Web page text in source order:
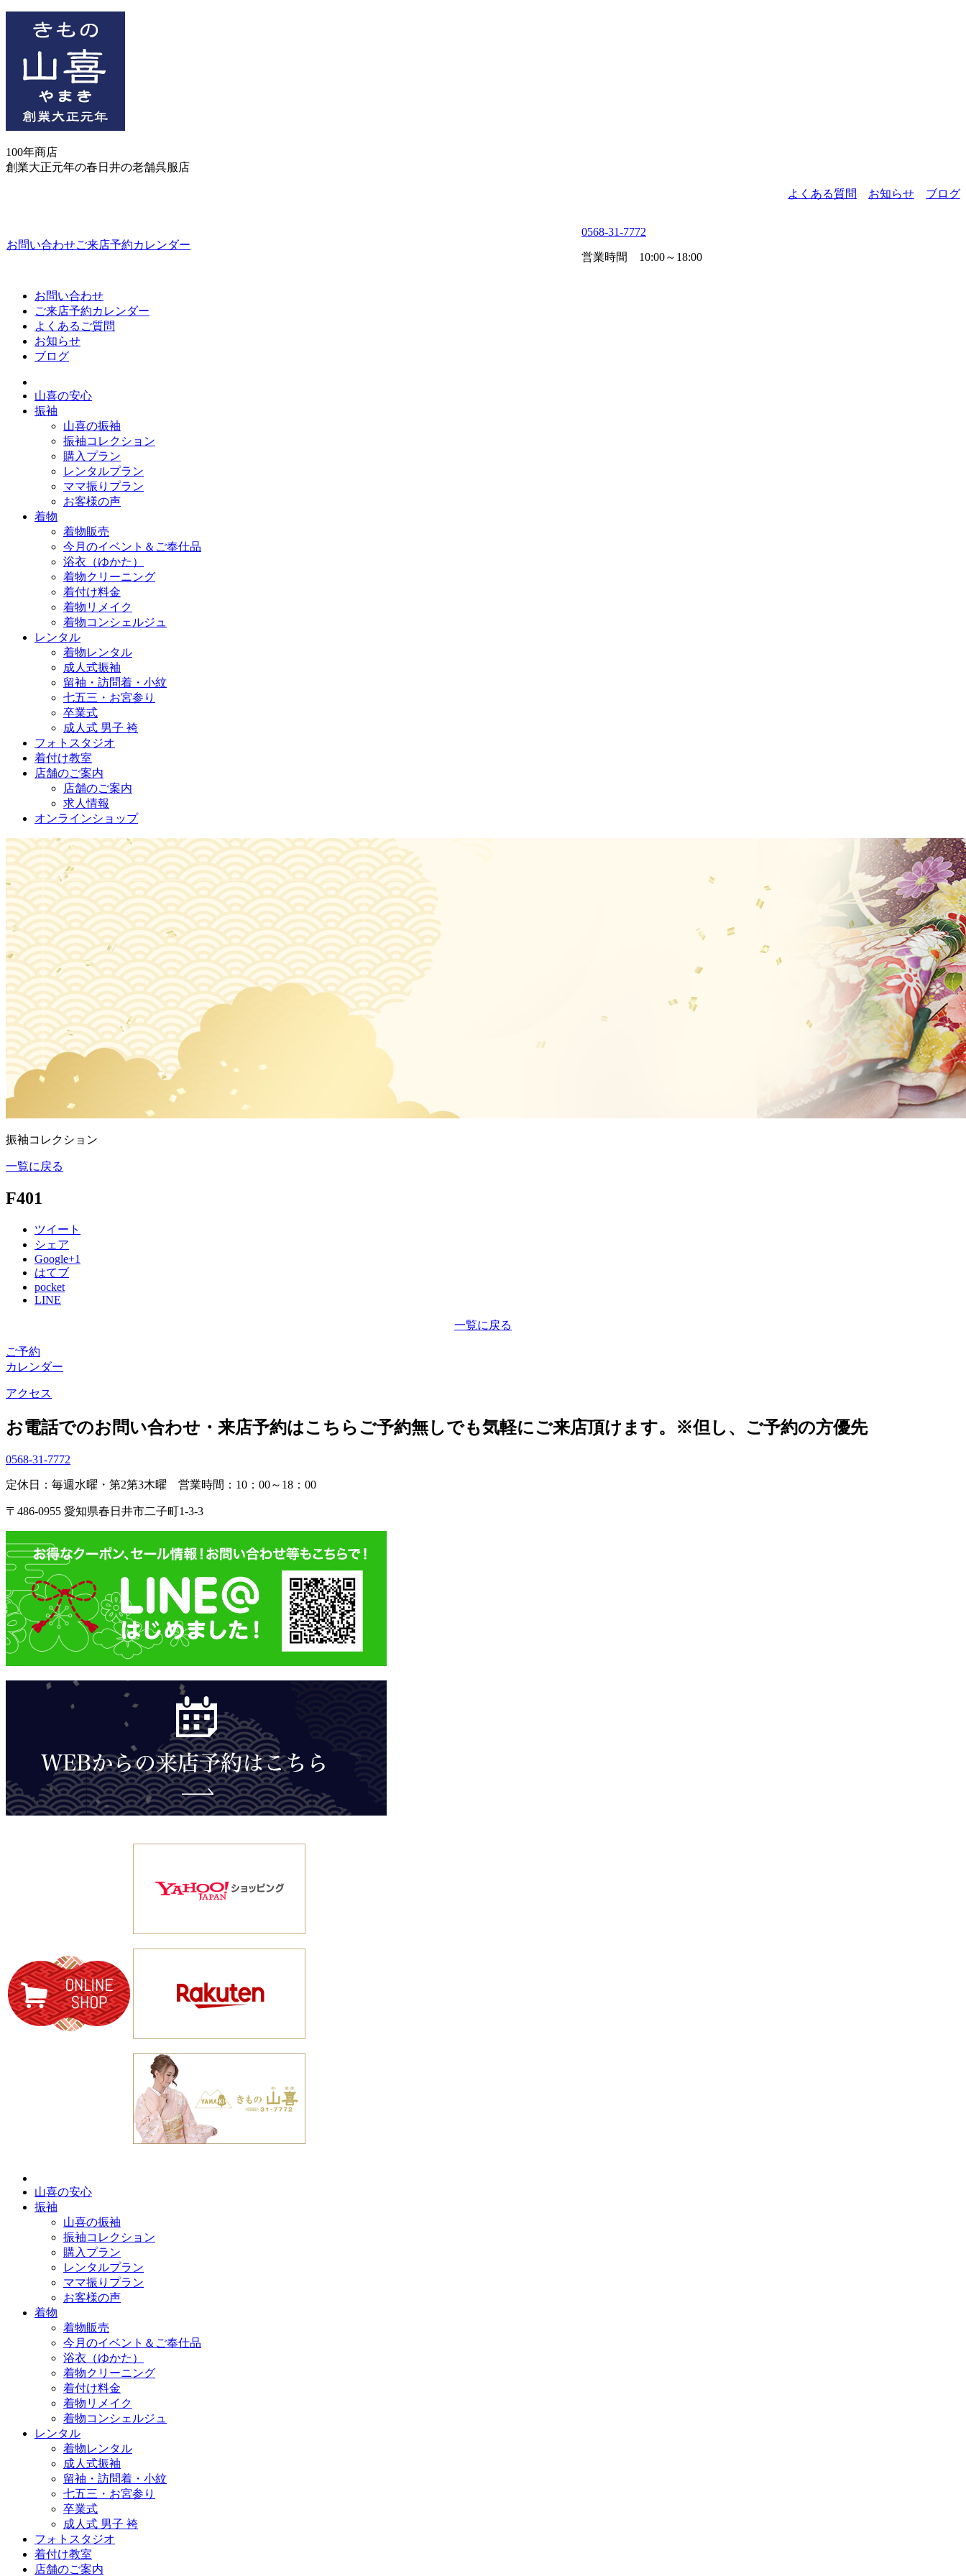
100年商店
創業大正元年の春日井の老舗呉服店
よくある質問 お知らせ ブログ
お問い合わせご来店予約カレンダー
0568-31-7772
営業時間 10:00～18:00
お問い合わせ
ご来店予約カレンダー
よくあるご質問
お知らせ
ブログ
山喜の安心
振袖
山喜の振袖
振袖コレクション
購入プラン
レンタルプラン
ママ振りプラン
お客様の声
着物
着物販売
今月のイベント＆ご奉仕品
浴衣（ゆかた）
着物クリーニング
着付け料金
着物リメイク
着物コンシェルジュ
レンタル
着物レンタル
成人式振袖
留袖・訪問着・小紋
七五三・お宮参り
卒業式
成人式 男子 袴
フォトスタジオ
着付け教室
店舗のご案内
店舗のご案内
求人情報
オンラインショップ
振袖コレクション
一覧に戻る
F401
ツイート
シェア
Google+1
はてブ
pocket
LINE
一覧に戻る
ご予約
カレンダー
アクセス
お電話でのお問い合わせ・ 来店予約はこちらご予約無しでも気軽にご来店頂けます。 ※但し、ご予約の方優先
0568-31-7772
定休日：毎週水曜・第2第3木曜 営業時間：10：00～18：00
〒486-0955 愛知県春日井市二子町1-3-3
山喜の安心
振袖
山喜の振袖
振袖コレクション
購入プラン
レンタルプラン
ママ振りプラン
お客様の声
着物
着物販売
今月のイベント＆ご奉仕品
浴衣（ゆかた）
着物クリーニング
着付け料金
着物リメイク
着物コンシェルジュ
レンタル
着物レンタル
成人式振袖
留袖・訪問着・小紋
七五三・お宮参り
卒業式
成人式 男子 袴
フォトスタジオ
着付け教室
店舗のご案内